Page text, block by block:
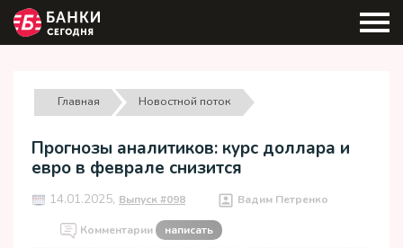
Главная Новостной поток
Прогнозы аналитиков: курс доллара и
евро в феврале снизится
14.01.2025, Выпуск #098 Вадим Петренко
Комментарии написать